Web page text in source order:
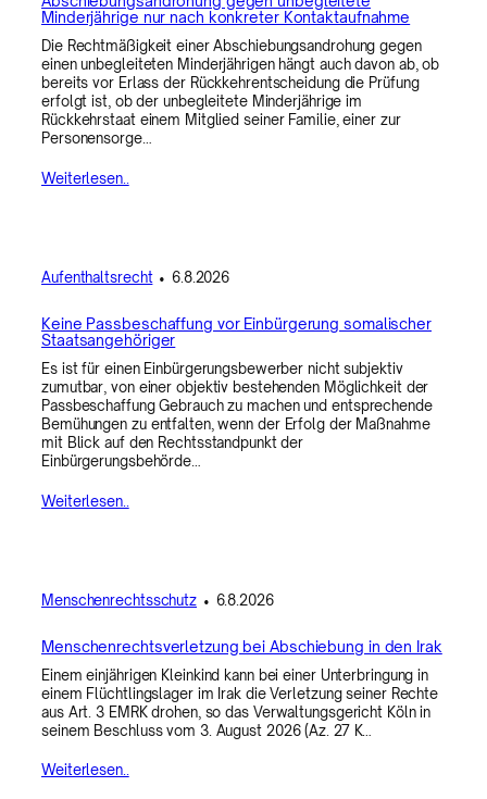
Minderjährige nur nach konkreter Kontaktaufnahme
Die Rechtmäßigkeit einer Abschiebungsandrohung gegen
einen unbegleiteten Minderjährigen hängt auch davon ab, ob
bereits vor Erlass der Rückkehrentscheidung die Prüfung
erfolgt ist, ob der unbegleitete Minderjährige im
Rückkehrstaat einem Mitglied seiner Familie, einer zur
Personensorge…
Weiterlesen..
Aufenthaltsrecht• 6.8.2026
Keine Passbeschaffung vor Einbürgerung somalischer
Staatsangehöriger
Es ist für einen Einbürgerungsbewerber nicht subjektiv
zumutbar, von einer objektiv bestehenden Möglichkeit der
Passbeschaffung Gebrauch zu machen und entsprechende
Bemühungen zu entfalten, wenn der Erfolg der Maßnahme
mit Blick auf den Rechtsstandpunkt der
Einbürgerungsbehörde…
Weiterlesen..
Menschenrechtsschutz • 6.8.2026
Menschenrechtsverletzung bei Abschiebung in den Irak
Einem einjährigen Kleinkind kann bei einer Unterbringung in
einem Flüchtlingslager im Irak die Verletzung seiner Rechte
aus Art. 3 EMRK drohen, so das Verwaltungsgericht Köln in
seinem Beschluss vom 3. August 2026 (Az. 27 K…
Weiterlesen..